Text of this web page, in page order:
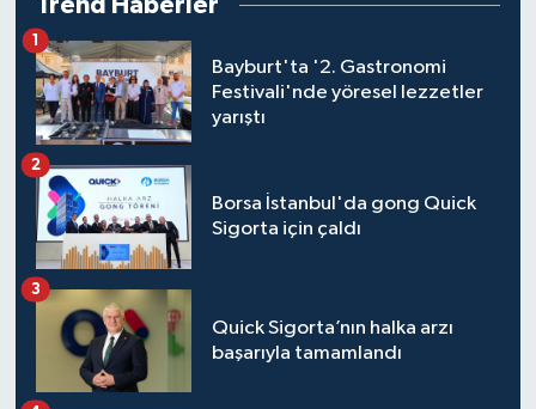
Trend Haberler
Bayburt'ta '2. Gastronomi
Festivali'nde yöresel lezzetler
yarıştı
1
Borsa İstanbul'da gong Quick
Sigorta için çaldı
2
Quick Sigorta’nın halka arzı
başarıyla tamamlandı
3